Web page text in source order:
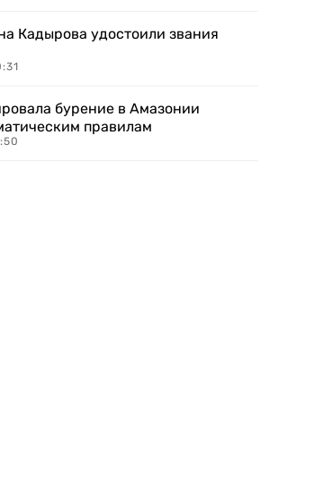
Кадырова удостоили звания
бурение в Амазонии
правилам